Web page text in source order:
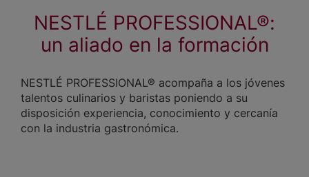
NESTLÉ PROFESSIONAL®:
un aliado en la formación
NESTLÉ PROFESSIONAL® acompaña a los jóvenes
talentos culinarios y baristas poniendo a su
disposición experiencia, conocimiento y cercanía
con la industria gastronómica.